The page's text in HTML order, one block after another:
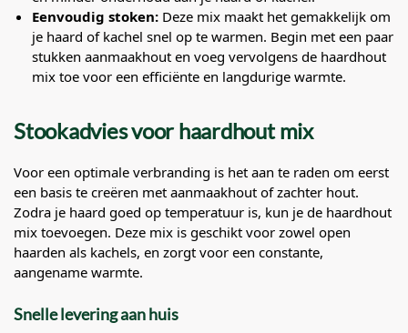
Eenvoudig stoken: Deze mix maakt het gemakkelijk om
je haard of kachel snel op te warmen. Begin met een paar
stukken aanmaakhout en voeg vervolgens de haardhout
mix toe voor een efficiënte en langdurige warmte.
Stookadvies voor haardhout mix
Voor een optimale verbranding is het aan te raden om eerst
een basis te creëren met aanmaakhout of zachter hout.
Zodra je haard goed op temperatuur is, kun je de haardhout
mix toevoegen. Deze mix is geschikt voor zowel open
haarden als kachels, en zorgt voor een constante,
aangename warmte.
Snelle levering aan huis